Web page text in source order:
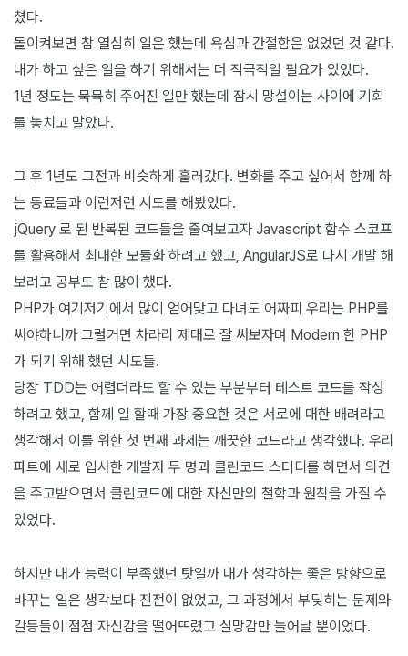
쳤다.
돌이켜보면 참 열심히 일은 했는데 욕심과 간절함은 없었던 것 같다.
내가 하고 싶은 일을 하기 위해서는 더 적극적일 필요가 있었다.
1년 정도는 묵묵히 주어진 일만 했는데 잠시 망설이는 사이에 기회
를 놓치고 말았다.
그 후 1년도 그전과 비슷하게 흘러갔다. 변화를 주고 싶어서 함께 하
는 동료들과 이런저런 시도를 해봤었다.
jQuery 로 된 반복된 코드들을 줄여보고자 Javascript 함수 스코프
를 활용해서 최대한 모듈화 하려고 했고, AngularJS로 다시 개발 해
보려고 공부도 참 많이 했다.
PHP가 여기저기에서 많이 얻어맞고 다녀도 어짜피 우리는 PHP를
써야하니까 그럴거면 차라리 제대로 잘 써보자며 Modern 한 PHP
가 되기 위해 했던 시도들.
당장 TDD는 어렵더라도 할 수 있는 부분부터 테스트 코드를 작성
하려고 했고, 함께 일 할때 가장 중요한 것은 서로에 대한 배려라고
생각해서 이를 위한 첫 번째 과제는 깨끗한 코드라고 생각했다. 우리
파트에 새로 입사한 개발자 두 명과 클린코드 스터디를 하면서 의견
을 주고받으면서 클린코드에 대한 자신만의 철학과 원칙을 가질 수
있었다.
하지만 내가 능력이 부족했던 탓일까 내가 생각하는 좋은 방향으로
바꾸는 일은 생각보다 진전이 없었고, 그 과정에서 부딪히는 문제와
갈등들이 점점 자신감을 떨어뜨렸고 실망감만 늘어날 뿐이었다.